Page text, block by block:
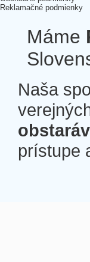
Reklamačné podmienky
Máme
Naša
prístupe